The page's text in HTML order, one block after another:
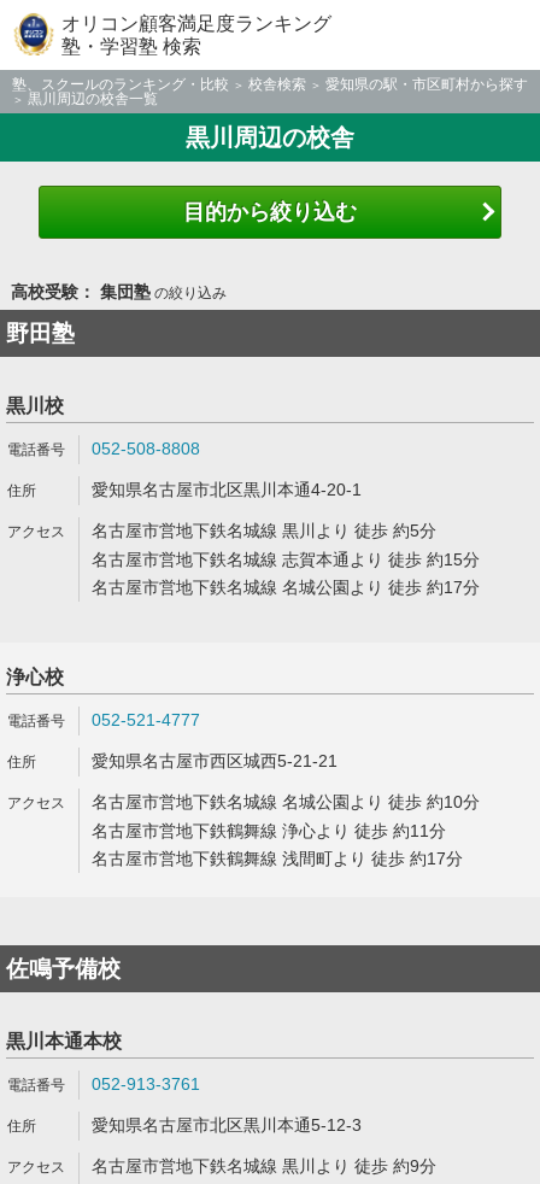
オリコン顧客満足度ランキング
塾・学習塾 検索
塾、スクールのランキング・比較 校舎検索
愛知県の駅・市区町村から探す
黒川周辺の校舎一覧
黒川周辺の校舎
目的から絞り込む
高校受験： 集団塾の絞り込み
野田塾
黒川校
052-508-8808
愛知県名古屋市北区黒川本通4-20-1
名古屋市営地下鉄名城線 黒川より 徒歩 約5分
名古屋市営地下鉄名城線 志賀本通より 徒歩 約15分
名古屋市営地下鉄名城線 名城公園より 徒歩 約17分
浄心校
052-521-4777
愛知県名古屋市西区城西5-21-21
名古屋市営地下鉄名城線 名城公園より 徒歩 約10分
名古屋市営地下鉄鶴舞線 浄心より 徒歩 約11分
名古屋市営地下鉄鶴舞線 浅間町より 徒歩 約17分
佐鳴予備校
黒川本通本校
052-913-3761
愛知県名古屋市北区黒川本通5-12-3
名古屋市営地下鉄名城線 黒川より 徒歩 約9分